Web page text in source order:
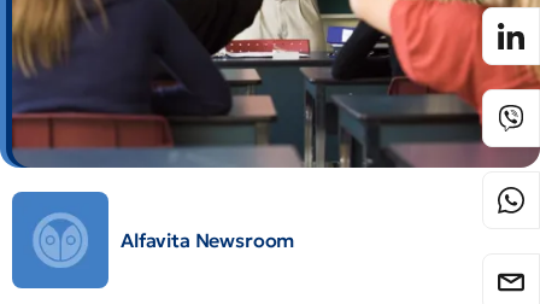
Alfavita Newsroom